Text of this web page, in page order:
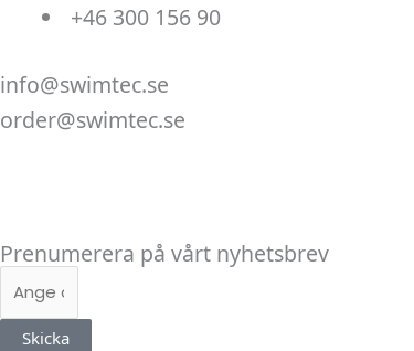
+46 300 156 90
info@swimtec.se
order@swimtec.se
Prenumerera på vårt nyhetsbrev
E-
post
Skicka